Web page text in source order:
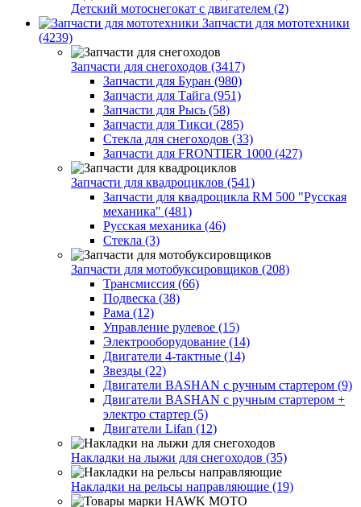
Детский мотоснегокат с двигателем (2)
Запчасти для мототехники
(4239)
Запчасти для снегоходов (3417)
Запчасти для Буран (980)
Запчасти для Тайга (951)
Запчасти для Рысь (58)
Запчасти для Тикси (285)
Стекла для снегоходов (33)
Запчасти для FRONTIER 1000 (427)
Запчасти для квадроциклов (541)
Запчасти для квадроцикла RM 500 "Русская
механика" (481)
Русская механика (46)
Стекла (3)
Запчасти для мотобуксировщиков (208)
Трансмиссия (66)
Подвеска (38)
Рама (12)
Управление рулевое (15)
Электрооборудование (14)
Двигатели 4-тактные (14)
Звезды (22)
Двигатели BASHAN с ручным стартером (9)
Двигатели BASHAN с ручным стартером +
электро стартер (5)
Двигатели Lifan (12)
Накладки на лыжи для снегоходов (35)
Накладки на рельсы направляющие (19)